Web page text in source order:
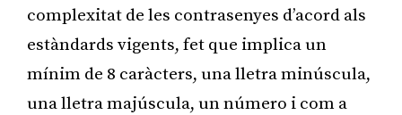
complexitat de les contrasenyes d’acord als
estàndards vigents, fet que implica un
mínim de 8 caràcters, una lletra minúscula,
una lletra majúscula, un número i com a